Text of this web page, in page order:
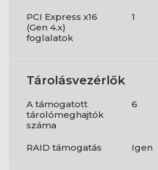
PCI Express x16
(Gen 4.x)
foglalatok
1
Tárolásvezérlők
A támogatott
tárolómeghajtók
száma
6
RAID támogatás Igen